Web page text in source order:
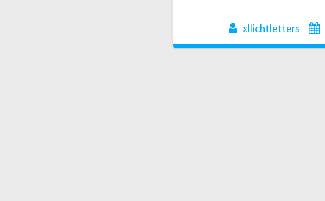
xllichtletters